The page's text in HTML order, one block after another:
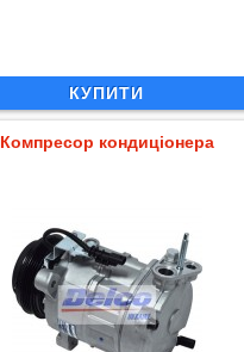
КУПИТИ
Компресор кондиціонера